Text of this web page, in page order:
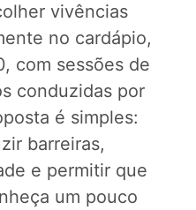
vivências
no cardápio,
com sessões de
conduzidas por
é simples:
barreiras,
e permitir que
um pouco